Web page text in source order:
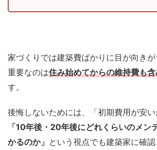
家づくりでは建築費ばかりに目が向き
重要なのは住み始めてからの維持費も
す。
後悔しないためには、「初期費用が安い
「10年後・20年後にどれくらいのメン
かるのか」 という視点でも建築家に確